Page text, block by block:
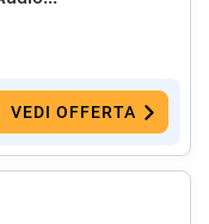
VEDI OFFERTA